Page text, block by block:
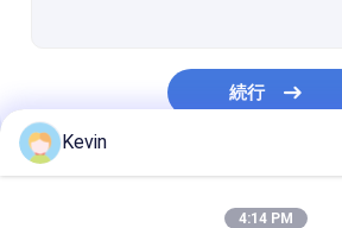
磁気ビード蛋白質の浄化
DNAの図書館の構造キット
続行
Kevin
4:14 PM